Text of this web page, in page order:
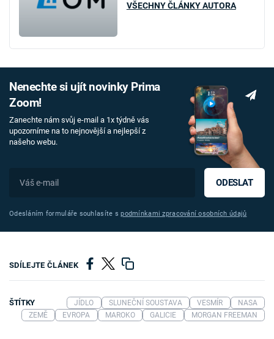
VŠECHNY ČLÁNKY AUTORA
Nenechte si ujít novinky Prima
Zoom!
Zanechte nám svůj e-mail a 1x týdně vás
upozorníme na to nejnovější a nejlepší z
našeho webu.
ODESLAT
Odesláním formuláře souhlasíte spodmínkami zpracování osobních údajů
SDÍLEJTE ČLÁNEK
ŠTÍTKY JÍDLO SLUNEČNÍ SOUSTAVA VESMÍR
NASA
ZEMĚ
EVROPA MAROKO GALICIE MORGAN FREEMAN